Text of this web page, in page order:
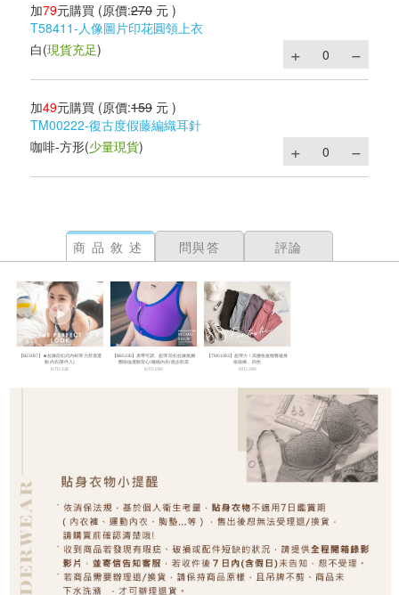
加79元購買 (原價:270 元 )
T58411-人像圖片印花圓領上衣
白(現貨充足)
加49元購買 (原價:159 元 )
TM00222-復古度假藤編織耳針
咖啡-方形(少量現貨)
商品敘述 問與答 評論